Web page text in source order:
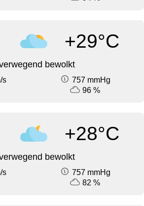
+29°C
bewolkt
s
757 mmHg
96 %
+28°C
bewolkt
s
757 mmHg
82 %